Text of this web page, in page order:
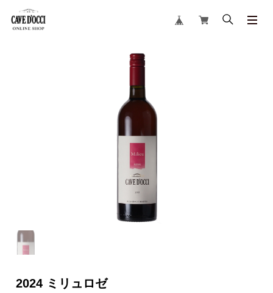
2024 ミリュロゼ